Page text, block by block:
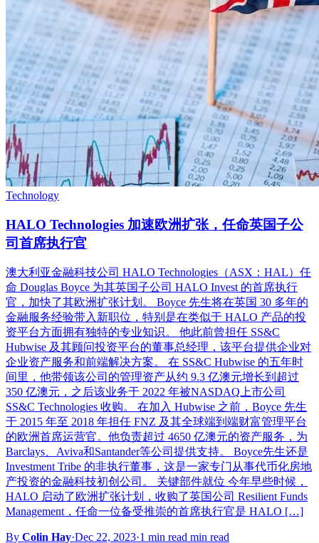
Technology
HALO Technologies 加速欧洲扩张，任命英国子公
司首席执行官
澳大利亚金融科技公司 HALO Technologies（ASX：HAL）任
命 Douglas Boyce 为其英国子公司 HALO Invest 的首席执行
官，加快了其欧洲扩张计划。 Boyce 先生将在英国 30 多年的
金融服务经验带入新职位，特别是在类似于 HALO 产品的投
资平台方面拥有独特的专业知识。 他此前曾担任 SS&C
Hubwise 及其顾问投资平台的董事总经理，该平台提供企业对
企业资产服务和前端解决方案。 在 SS&C Hubwise 的五年时
间里，他带领该公司的管理资产从约 9.3 亿澳元增长到超过
350 亿澳元，之后该业务于 2022 年被NASDAQ上市公司
SS&C Technologies 收购。 在加入 Hubwise 之前，Boyce 先生
于 2015 年至 2018 年担任 FNZ 及其全球端到端财富管理平台
的欧洲首席运营官。他负责超过 4650 亿澳元的资产服务，为
Barclays、Aviva和Santander等公司提供支持。 Boyce先生还是
Investment Tribe 的非执行董事，这是一家专门从事代币化房地
产投资的金融科技初创公司。 关键部件就位 今年早些时候，
HALO 启动了欧洲扩张计划，收购了英国公司 Resilient Funds
Management，任命一位备受推崇的首席执行官是 HALO […]
By Colin Hay·Dec 22, 2023·1 min read min read